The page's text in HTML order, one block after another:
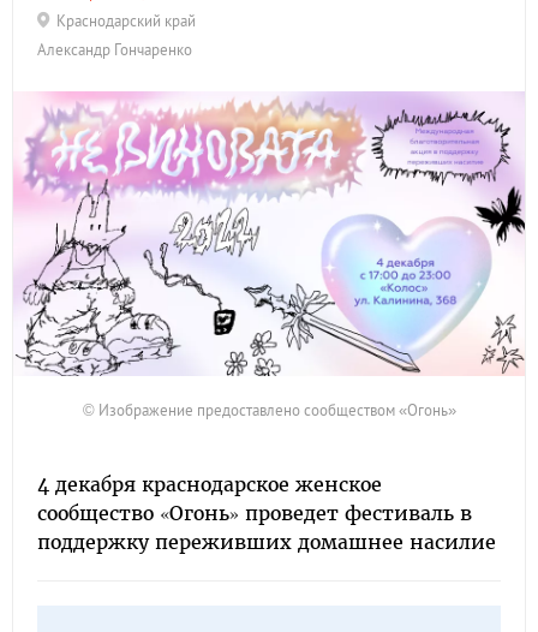
Краснодарский край
Александр Гончаренко
© Изображение предоставлено сообществом «Огонь»
4 декабря краснодарское женское
сообщество «Огонь» проведет фестиваль в
поддержку переживших домашнее насилие